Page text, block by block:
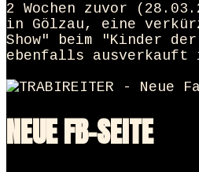
2 Wochen zuvor
in Gölzau, eine
Show" beim "Kinder
ebenfalls
NEUE FB-SEITE